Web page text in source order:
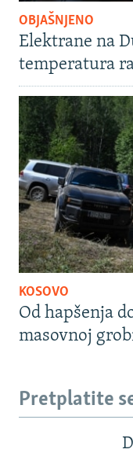
OBJAŠNJENO
Elektrane na
temperatura
KOSOVO
Od hapšenja
masovnoj
Pretplatite